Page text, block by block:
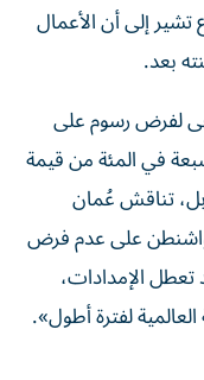
إلى أن الأعمال
بعد.
لفرض رسوم على
في المئة من قيمة
تناقش عُمان
واشنطن ‌على عدم فرض
الإمدادات،
لفترة أطول».